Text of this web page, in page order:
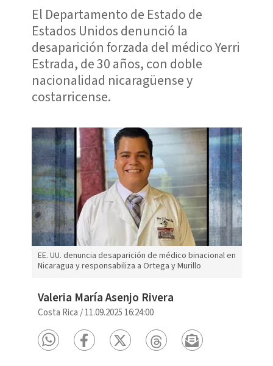
El Departamento de Estado de
Estados Unidos denunció la
desaparición forzada del médico Yerri
Estrada, de 30 años, con doble
nacionalidad nicaragüense y
costarricense.
EE. UU. denuncia desaparición de médico binacional en
Nicaragua y responsabiliza a Ortega y Murillo
Valeria María Asenjo Rivera
Costa Rica /11.09.2025 16:24:00